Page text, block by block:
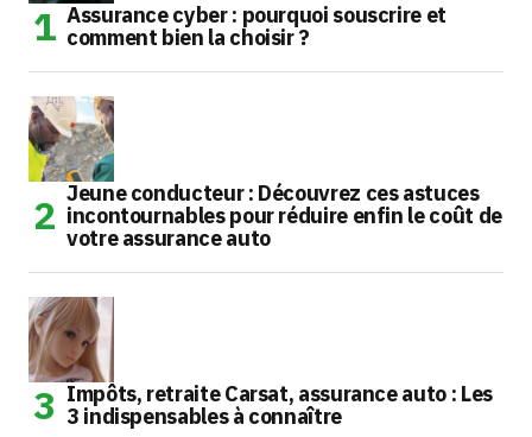
Assurance cyber : pourquoi souscrire et
comment bien la choisir ?
Jeune conducteur : Découvrez ces astuces
incontournables pour réduire enfin le coût de
votre assurance auto
Impôts, retraite Carsat, assurance auto : Les
3 indispensables à connaître